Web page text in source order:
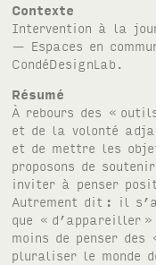
Contexte
Intervention à la
— Espaces en
CondéDesignLab.
Résumé
À rebours des «
et de la volonté
et de mettre les
proposons de
inviter à penser
Autrement dit : il
que « d’appareiller
moins de penser des
pluraliser le monde